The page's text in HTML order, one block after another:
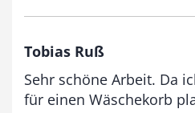
3
0
Tobias Ruß
Sehr schöne Arbeit. Da
für einen Wäschekorb